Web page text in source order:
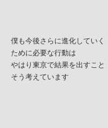
僕も今後さらに進化していく
ために必要な行動は
やはり東京で結果を出すこと
そう考えています